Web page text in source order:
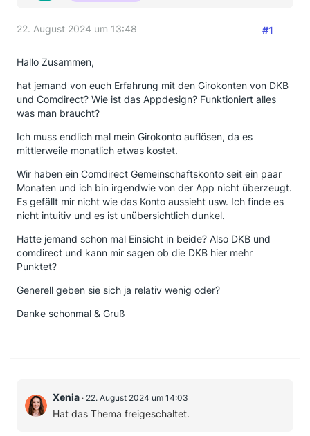
22. August 2024 um 13:48 #1
Hallo Zusammen,
hat jemand von euch Erfahrung mit den Girokonten von DKB
und Comdirect? Wie ist das Appdesign? Funktioniert alles
was man braucht?
Ich muss endlich mal mein Girokonto auflösen, da es
mittlerweile monatlich etwas kostet.
Wir haben ein Comdirect Gemeinschaftskonto seit ein paar
Monaten und ich bin irgendwie von der App nicht überzeugt.
Es gefällt mir nicht wie das Konto aussieht usw. Ich finde es
nicht intuitiv und es ist unübersichtlich dunkel.
Hatte jemand schon mal Einsicht in beide? Also DKB und
comdirect und kann mir sagen ob die DKB hier mehr
Punktet?
Generell geben sie sich ja relativ wenig oder?
Danke schonmal & Gruß
Xenia 22. August 2024 um 14:03
Hat das Thema freigeschaltet.